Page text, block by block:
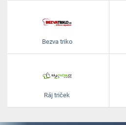
Bezva triko
Ráj triček